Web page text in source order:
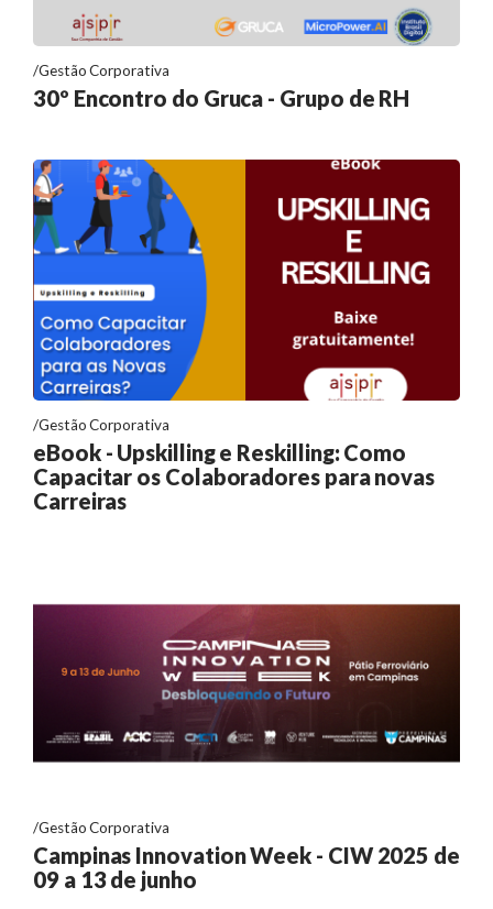
Gestão Corporativa
30º Encontro do Gruca - Grupo de RH
Gestão Corporativa
eBook - Upskilling e Reskilling: Como
Capacitar os Colaboradores para novas
Carreiras
Gestão Corporativa
Campinas Innovation Week - CIW 2025 de
09 a 13 de junho